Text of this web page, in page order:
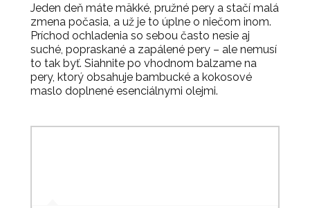
Jeden deň máte mäkké, pružné pery a stačí malá
zmena počasia, a už je to úplne o niečom inom.
Príchod ochladenia so sebou často nesie aj
suché, popraskané a zapálené pery – ale nemusí
to tak byť. Siahnite po vhodnom balzame na
pery, ktorý obsahuje bambucké a kokosové
maslo doplnené esenciálnymi olejmi.